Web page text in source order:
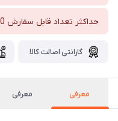
حداکثر تعداد قابل سفارش 0 عدد است
گارانتی اصالت کالا
معرفی معرفی